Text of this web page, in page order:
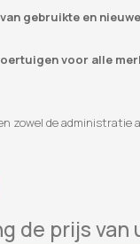
gebruikte en
voor alle
zowel de administratie
de prijs van